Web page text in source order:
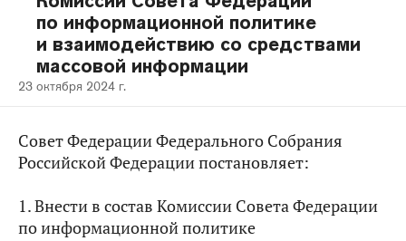
по информационной политике
и взаимодействию со средствами
массовой информации
23 октября 2024 г.
Совет Федерации Федерального Собрания
Российской Федерации постановляет:
1. Внести в состав Комиссии Совета Федерации
по информационной политике